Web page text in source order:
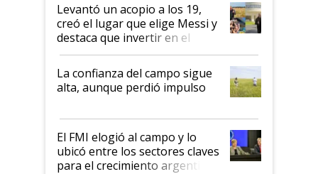
Levantó un acopio a los 19,
creó el lugar que elige Messi y
destaca que invertir en el
kirchnerismo era como "darle
plata a un hijo para droga":
Juan Félix Rossetti, el libertario
que de una dura crisis salió
de Milei
La confianza del campo sigue
alta, aunque perdió impulso
El FMI elogió al campo y lo
ubicó entre los sectores claves
para el crecimiento argentino